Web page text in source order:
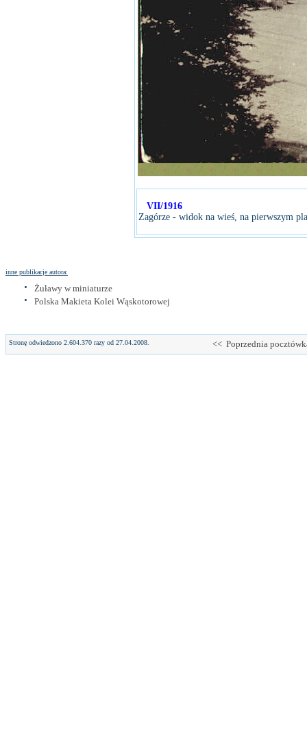
VII/1916
Zagórze - widok na wieś, na pierwszym
inne publikacje autora:
Żuławy w miniaturze
Polska Makieta Kolei Wąskotorowej
Stronę odwiedzono 2.604.370 razy od 27.04.2008. << Poprzednia